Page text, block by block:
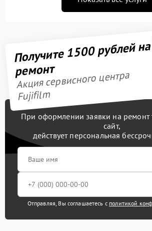
Получите 1500 рублей на
ремонт
Акция сервисного центра
Fujifilm
При оформлении заявки на ремонт
сайт,
действует персональная
Отправляя, Вы соглашаетесь с политикой